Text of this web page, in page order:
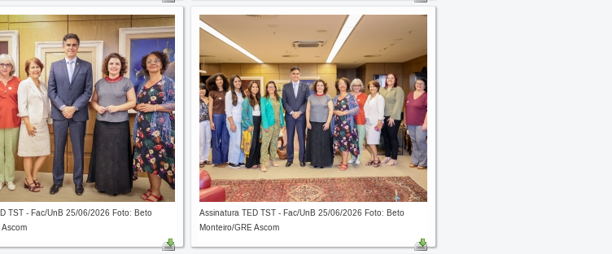
TST - Fac/UnB 25/06/2026 Foto: Beto
Ascom
Assinatura TED TST - Fac/UnB 25/06/2026 Foto: Beto
Monteiro/GRE Ascom